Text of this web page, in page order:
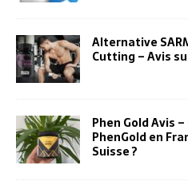
Alternative
Cutting – Avis
Phen Gold Avis
PhenGold en
Suisse ?